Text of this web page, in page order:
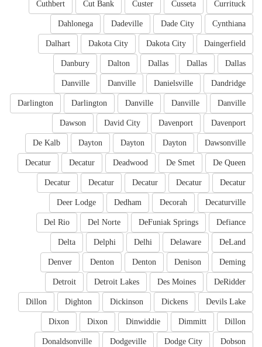
Currituck
Cusseta
Custer
Cut Bank
Cuthbert
Cynthiana
Dade City
Dadeville
Dahlonega
Daingerfield
Dakota City
Dakota City
Dalhart
Dallas
Dallas
Dallas
Dalton
Danbury
Dandridge
Danielsville
Danville
Danville
Danville
Danville
Danville
Darlington
Darlington
Davenport
Davenport
David City
Dawson
Dawsonville
Dayton
Dayton
Dayton
De Kalb
De Queen
De Smet
Deadwood
Decatur
Decatur
Decatur
Decatur
Decatur
Decatur
Decatur
Decaturville
Decorah
Dedham
Deer Lodge
Defiance
DeFuniak Springs
Del Norte
Del Rio
DeLand
Delaware
Delhi
Delphi
Delta
Deming
Denison
Denton
Denton
Denver
DeRidder
Des Moines
Detroit Lakes
Detroit
Devils Lake
Dickens
Dickinson
Dighton
Dillon
Dillon
Dimmitt
Dinwiddie
Dixon
Dixon
Dobson
Dodge City
Dodgeville
Donaldsonville